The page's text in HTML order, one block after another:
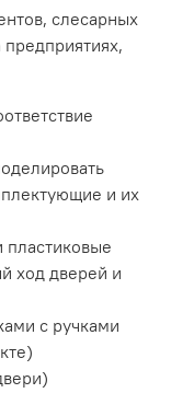
слесарных
и их
пластиковые
ход дверей и
с ручками